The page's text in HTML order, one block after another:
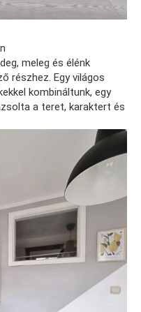
meleg és élénk
részhez. Egy világos
kombináltunk, egy
a teret, karaktert és